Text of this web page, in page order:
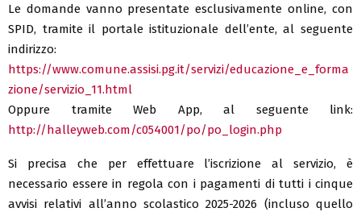
Le domande vanno presentate esclusivamente online, con
SPID, tramite il portale istituzionale dell’ente, al seguente
indirizzo:
https://www.comune.assisi.pg.it/servizi/educazione_e_forma
zione/servizio_11.html
Oppure tramite Web App, al seguente link:
http://halleyweb.com/c054001/po/po_login.php
Si precisa che per effettuare l’iscrizione al servizio, è
necessario essere in regola con i pagamenti di tutti i cinque
avvisi relativi all’anno scolastico 2025-2026 (incluso quello